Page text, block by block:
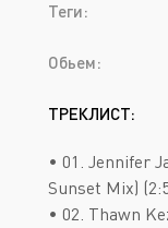
Теги:
Обьем:
ТРЕКЛИСТ:
• 01. Jennifer
Sunset Mix)
• 02. Thawn